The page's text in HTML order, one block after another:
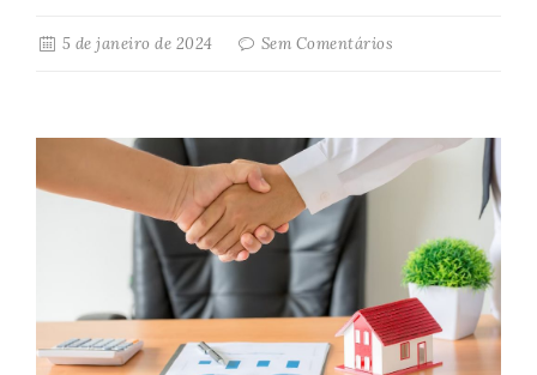
5 de janeiro de 2024 Sem Comentários